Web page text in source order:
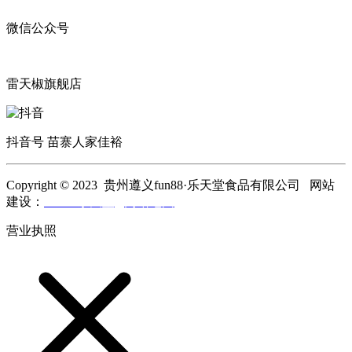
微信公众号
雷天椒旗舰店
抖音号 苗寨人家佳裕
Copyright © 2023 贵州遵义fun88·乐天堂食品有限公司 网站
建设：
营业执照